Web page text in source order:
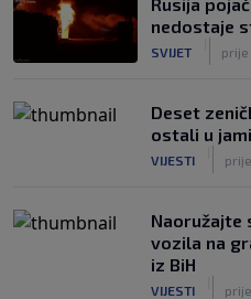
nedostaje
SVIJET prije
Deset
ostali u
VIJESTI
Naoružajte
vozila na
iz BiH
VIJESTI